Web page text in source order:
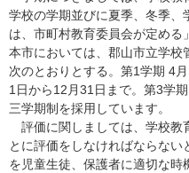
学校の学期並びに夏季、冬季、
は、市町村教育委員会が定める
本市においては、郡山市立学校
次のとおりとする。第1学期 4
1日から12月31日まで。第3学
三学期制を採用しています。
評価に関しましては、学校教
とに評価をしなければならな
を児童生徒、保護者に適切な